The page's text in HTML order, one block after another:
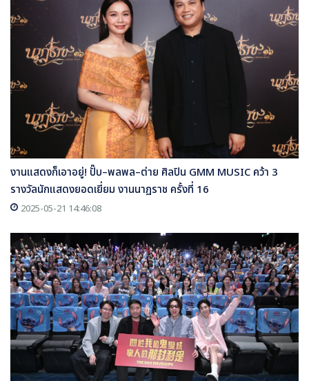
งานแสดงก็เอาอยู่! ปั๊บ–พลพล–ต่าย ศิลปิน GMM MUSIC คว้า 3
รางวัลนักแสดงยอดเยี่ยม งานนาฏราช ครั้งที่ 16
2025-05-21 14:46:08